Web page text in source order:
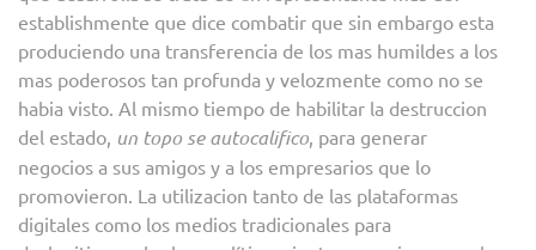
establishmente que dice combatir que sin embargo esta
produciendo una transferencia de los mas humildes a los
mas poderosos tan profunda y velozmente como no se
habia visto. Al mismo tiempo de habilitar la destruccion
del estado, un topo se autocalifico, para generar
negocios a sus amigos y a los empresarios que lo
promovieron. La utilizacion tanto de las plataformas
digitales como los medios tradicionales para